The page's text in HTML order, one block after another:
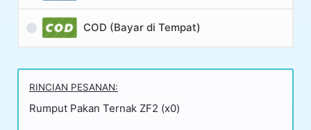
COD (Bayar di Tempat)
RINCIAN PESANAN:
Rumput Pakan Ternak ZF2 (x0)